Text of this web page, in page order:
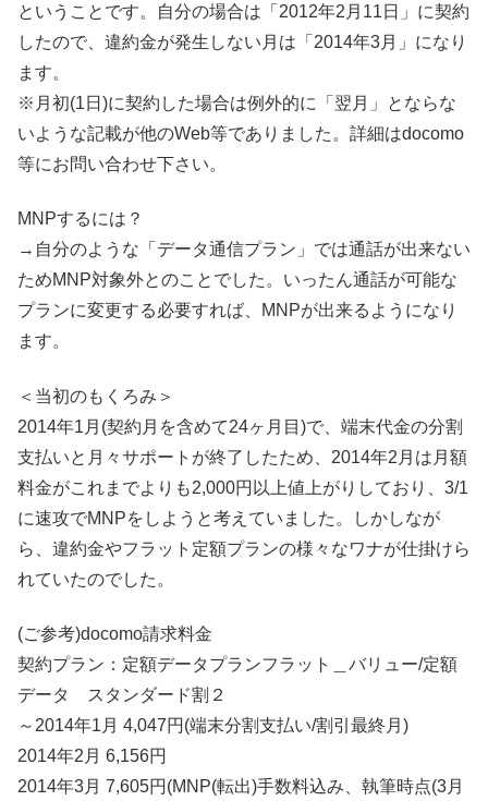
ということです。自分の場合は「2012年2月11日」に契約
したので、違約金が発生しない月は「2014年3月」になり
ます。
※月初(1日)に契約した場合は例外的に「翌月」とならな
いような記載が他のWeb等でありました。詳細はdocomo
等にお問い合わせ下さい。
MNPするには？
→自分のような「データ通信プラン」では通話が出来ない
ためMNP対象外とのことでした。いったん通話が可能な
プランに変更する必要すれば、MNPが出来るようになり
ます。
＜当初のもくろみ＞
2014年1月(契約月を含めて24ヶ月目)で、端末代金の分割
支払いと月々サポートが終了したため、2014年2月は月額
料金がこれまでよりも2,000円以上値上がりしており、3/1
に速攻でMNPをしようと考えていました。しかしなが
ら、違約金やフラット定額プランの様々なワナが仕掛けら
れていたのでした。
(ご参考)docomo請求料金
契約プラン：定額データプランフラット＿バリュー/定額
データ スタンダード割２
～2014年1月 4,047円(端末分割支払い/割引最終月)
2014年2月 6,156円
2014年3月 7,605円(MNP(転出)手数料込み、執筆時点(3月